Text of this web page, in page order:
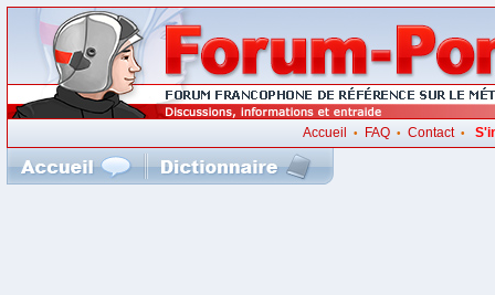
Accueil • FAQ• Contact•